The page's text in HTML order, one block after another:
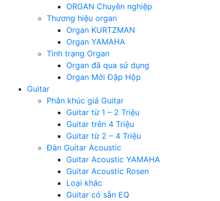
ORGAN Chuyên nghiệp
Thương hiệu organ
Organ KURTZMAN
Organ YAMAHA
Tình trạng Organ
Organ đã qua sử dụng
Organ Mới Đập Hộp
Guitar
Phân khúc giá Guitar
Guitar từ 1 – 2 Triệu
Guitar trên 4 Triệu
Guitar từ 2 – 4 Triệu
Đàn Guitar Acoustic
Guitar Acoustic YAMAHA
Guitar Acoustic Rosen
Loại khác
Guitar có sẵn EQ